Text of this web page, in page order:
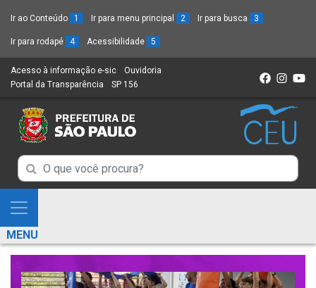
Ir ao Conteúdo 1 Ir para menu principal 2 Ir para busca 3
Ir para rodapé 4 Acessibilidade 5
Acesso à informação e-sic (Link
para
novo
sítio)
Ouvidoria
Portal da Transparência (Link
um
novo
SP 156
Campo
de
Busca
de
informações
Campo
de
de
informações
Mostra
e
Esconde
Menu
MENU